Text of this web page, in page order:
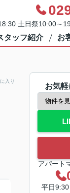
土日祭10:00～
タッフ紹介 お
入り
お気
アパート
平日